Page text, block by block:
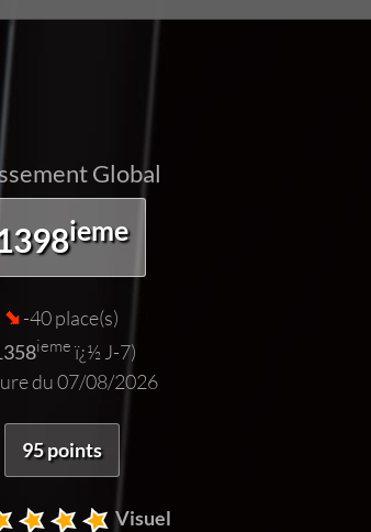
Global
ieme
-40 place(s)
ieme ï¿½ J-7)
du 07/08/2026
95 points
Visuel